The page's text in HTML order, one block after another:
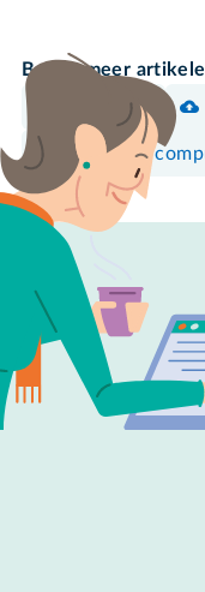
Bekijk meer
Opruimen
Windows-